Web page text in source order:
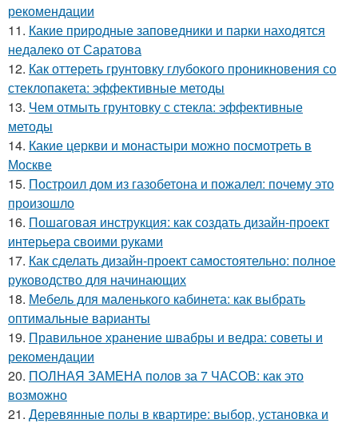
рекомендации
11. Какие природные заповедники и парки находятся
недалеко от Саратова
12. Как оттереть грунтовку глубокого проникновения со
стеклопакета: эффективные методы
13. Чем отмыть грунтовку с стекла: эффективные
методы
14. Какие церкви и монастыри можно посмотреть в
Москве
15. Построил дом из газобетона и пожалел: почему это
произошло
16. Пошаговая инструкция: как создать дизайн-проект
интерьера своими руками
17. Как сделать дизайн-проект самостоятельно: полное
руководство для начинающих
18. Мебель для маленького кабинета: как выбрать
оптимальные варианты
19. Правильное хранение швабры и ведра: советы и
рекомендации
20. ПОЛНАЯ ЗАМЕНА полов за 7 ЧАСОВ: как это
возможно
21. Деревянные полы в квартире: выбор, установка и